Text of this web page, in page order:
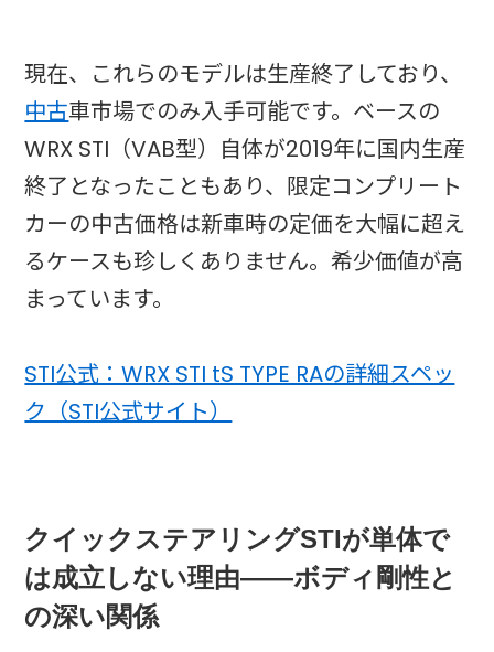
現在、これらのモデルは生産終了しており、
中古車市場でのみ入手可能です。ベースの
WRX STI（VAB型）自体が2019年に国内生産
終了となったこともあり、限定コンプリート
カーの中古価格は新車時の定価を大幅に超え
るケースも珍しくありません。希少価値が高
まっています。
STI公式：WRX STI tS TYPE RAの詳細スペッ
ク（STI公式サイト）
クイックステアリングSTIが単体で
は成立しない理由——ボディ剛性と
の深い関係